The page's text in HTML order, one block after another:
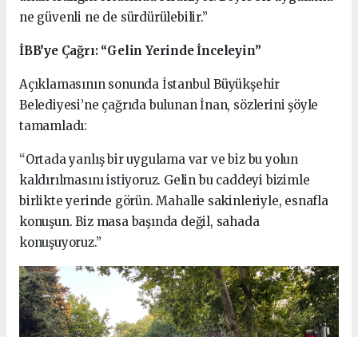
ne güvenli ne de sürdürülebilir.”
İBB’ye Çağrı: “Gelin Yerinde İnceleyin”
Açıklamasının sonunda İstanbul Büyükşehir
Belediyesi’ne çağrıda bulunan İnan, sözlerini şöyle
tamamladı:
“Ortada yanlış bir uygulama var ve biz bu yolun
kaldırılmasını istiyoruz. Gelin bu caddeyi bizimle
birlikte yerinde görün. Mahalle sakinleriyle, esnafla
konuşun. Biz masa başında değil, sahada
konuşuyoruz.”